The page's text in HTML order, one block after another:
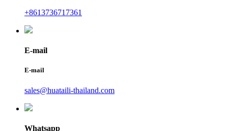
+8613736717361
E-mail
E-mail
sales@huataili-thailand.com
Whatsapp